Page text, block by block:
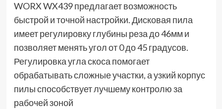
WORX WX439 предлагает возможность
быстрой и точной настройки. Дисковая пила
имеет регулировку глубины реза до 46мм и
позволяет менять угол от 0 до 45 градусов.
Регулировка угла скоса помогает
обрабатывать сложные участки, а узкий корпус
пилы способствует лучшему контролю за
рабочей зоной